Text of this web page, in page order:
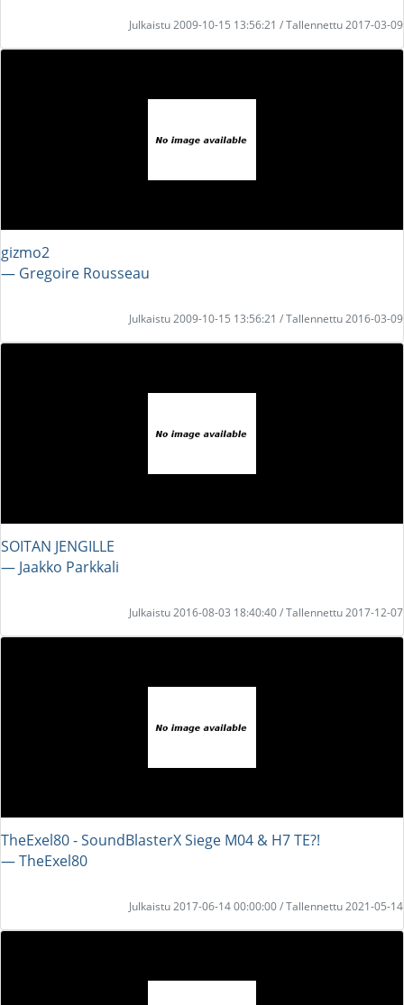
Julkaistu 2009-10-15 13:56:21 / Tallennettu 2017-03-09
gizmo2
― Gregoire Rousseau
Julkaistu 2009-10-15 13:56:21 / Tallennettu 2016-03-09
SOITAN JENGILLE
― Jaakko Parkkali
Julkaistu 2016-08-03 18:40:40 / Tallennettu 2017-12-07
TheExel80 - SoundBlasterX Siege M04 & H7 TE?!
― TheExel80
Julkaistu 2017-06-14 00:00:00 / Tallennettu 2021-05-14